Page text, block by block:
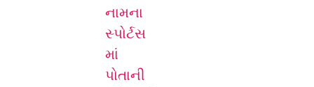
નામના
સ્પોર્ટસ
માં
પોતાની